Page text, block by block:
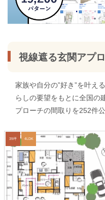
視線遮る玄関アプ
家族や自分の”好き”を叶え
らしの要望をもとに全国の
プローチの間取りを252件
39坪 4LDK